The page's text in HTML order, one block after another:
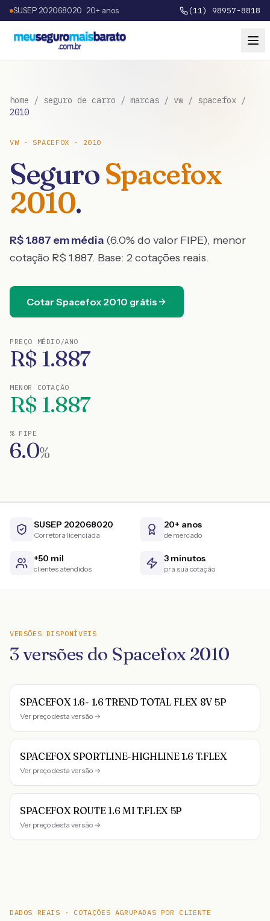
SUSEP 202068020 · 20+ anos (11) 98957-8818
home / seguro de carro / marcas / vw / spacefox /
2010
VW ·SPACEFOX · 2010
SeguroSpacefox
2010.
R$1.887 em média (6.0% do valor FIPE), menor
cotação R$ 1.887. Base: 2cotações reais.
Cotar Spacefox 2010 grátis
PREÇO MÉDIO/ANO
R$ 1.887
MENOR COTAÇÃO
R$ 1.887
% FIPE
6.0%
SUSEP 202068020
Corretora licenciada
20+ anos
de mercado
+50 mil
clientes atendidos
3 minutos
pra sua cotação
VERSÕES DISPONÍVEIS
3versões do Spacefox 2010
SPACEFOX 1.6- 1.6 TREND TOTAL FLEX 8V 5P
Ver preço desta versão →
SPACEFOX SPORTLINE-HIGHLINE 1.6 T.FLEX
Ver preço desta versão →
SPACEFOX ROUTE 1.6 MI T.FLEX 5P
Ver preço desta versão →
DADOS REAIS · COTAÇÕES AGRUPADAS POR CLIENTE